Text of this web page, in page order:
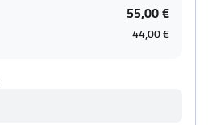
55,00 €
44,00 €